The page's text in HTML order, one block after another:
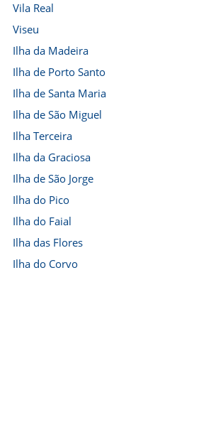
Vila Real
Viseu
Ilha da Madeira
Ilha de Porto Santo
Ilha de Santa Maria
Ilha de São Miguel
Ilha Terceira
Ilha da Graciosa
Ilha de São Jorge
Ilha do Pico
Ilha do Faial
Ilha das Flores
Ilha do Corvo